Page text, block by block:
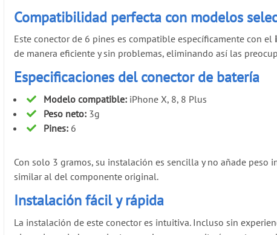
Compatibilidad perfecta con modelos
Este conector de 6 pines es compatible específicamente con el
de manera eficiente y sin problemas, eliminando así las
Especificaciones del conector de batería
Modelo compatible: iPhone X, 8, 8 Plus
Peso neto: 3g
Pines: 6
Con solo 3 gramos, su instalación es sencilla y no añade
similar al del componente original.
Instalación fácil y rápida
La instalación de este conector es intuitiva. Incluso sin